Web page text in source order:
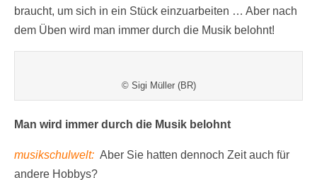
braucht, um sich in ein Stück einzuarbeiten … Aber nach
dem Üben wird man immer durch die Musik belohnt!
© Sigi Müller (BR)
Man wird immer durch die Musik belohnt
musikschulwelt: Aber Sie hatten dennoch Zeit auch für
andere Hobbys?